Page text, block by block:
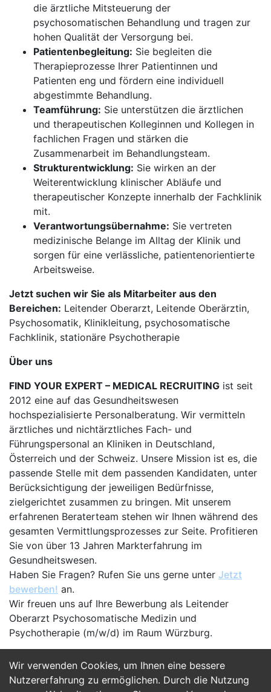
Wir verwenden Cookies, um Ihnen eine bessere
Nutzererfahrung zu ermöglichen. Durch die Nutzung
die ärztliche Mitsteuerung der
psychosomatischen Behandlung und tragen zur
hohen Qualität der Versorgung bei.
Patientenbegleitung: Sie begleiten die
Therapieprozesse Ihrer Patientinnen und
Patienten eng und fördern eine individuell
abgestimmte Behandlung.
Teamführung: Sie unterstützen die ärztlichen
und therapeutischen Kolleginnen und Kollegen in
fachlichen Fragen und stärken die
Zusammenarbeit im Behandlungsteam.
Strukturentwicklung: Sie wirken an der
Weiterentwicklung klinischer Abläufe und
therapeutischer Konzepte innerhalb der Fachklinik
mit.
Verantwortungsübernahme: Sie vertreten
medizinische Belange im Alltag der Klinik und
sorgen für eine verlässliche, patientenorientierte
Arbeitsweise.
Jetzt suchen wir Sie als Mitarbeiter aus den
Bereichen: Leitender Oberarzt, Leitende Oberärztin,
Psychosomatik, Klinikleitung, psychosomatische
Fachklinik, stationäre Psychotherapie
Über uns
FIND YOUR EXPERT – MEDICAL RECRUITING ist seit
2012 eine auf das Gesundheitswesen
hochspezialisierte Personalberatung. Wir vermitteln
ärztliches und nichtärztliches Fach- und
Führungspersonal an Kliniken in Deutschland,
Österreich und der Schweiz. Unsere Mission ist es, die
passende Stelle mit dem passenden Kandidaten, unter
Berücksichtigung der jeweiligen Bedürfnisse,
zielgerichtet zusammen zu bringen. Mit unserem
erfahrenen Beraterteam stehen wir Ihnen während des
gesamten Vermittlungsprozesses zur Seite. Profitieren
Sie von über 13 Jahren Markterfahrung im
Gesundheitswesen.
Haben Sie Fragen? Rufen Sie uns gerne unter Jetzt
bewerben! an.
Wir freuen uns auf Ihre Bewerbung als Leitender
Oberarzt Psychosomatische Medizin und
Psychotherapie (m/w/d) im Raum Würzburg.
Jetzt Bewerben